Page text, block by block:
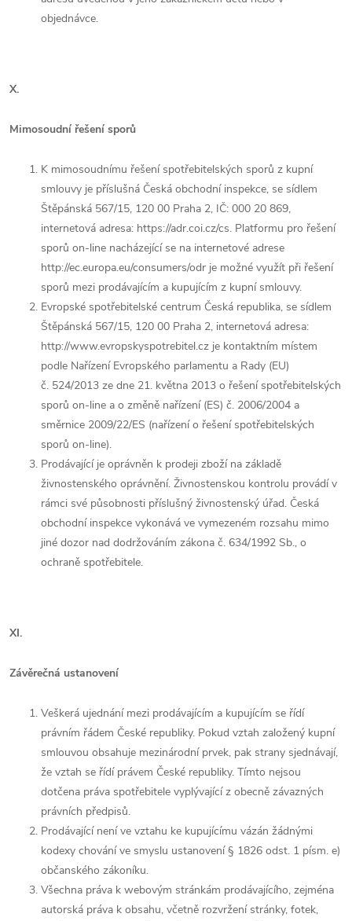
objednávce.
X.
Mimosoudní řešení sporů
K mimosoudnímu řešení spotřebitelských sporů z kupní
smlouvy je příslušná Česká obchodní inspekce, se sídlem
Štěpánská 567/15, 120 00 Praha 2, IČ: 000 20 869,
internetová adresa: https://adr.coi.cz/cs. Platformu pro řešení
sporů on-line nacházející se na internetové adrese
http://ec.europa.eu/consumers/odr je možné využít při řešení
sporů mezi prodávajícím a kupujícím z kupní smlouvy.
Evropské spotřebitelské centrum Česká republika, se sídlem
Štěpánská 567/15, 120 00 Praha 2, internetová adresa:
http://www.evropskyspotrebitel.cz je kontaktním místem
podle Nařízení Evropského parlamentu a Rady (EU)
č. 524/2013 ze dne 21. května 2013 o řešení spotřebitelských
sporů on-line a o změně nařízení (ES) č. 2006/2004 a
směrnice 2009/22/ES (nařízení o řešení spotřebitelských
sporů on-line).
Prodávající je oprávněn k prodeji zboží na základě
živnostenského oprávnění. Živnostenskou kontrolu provádí v
rámci své působnosti příslušný živnostenský úřad. Česká
obchodní inspekce vykonává ve vymezeném rozsahu mimo
jiné dozor nad dodržováním zákona č. 634/1992 Sb., o
ochraně spotřebitele.
XI.
Závěrečná ustanovení
Veškerá ujednání mezi prodávajícím a kupujícím se řídí
právním řádem České republiky. Pokud vztah založený kupní
smlouvou obsahuje mezinárodní prvek, pak strany sjednávají,
že vztah se řídí právem České republiky. Tímto nejsou
dotčena práva spotřebitele vyplývající z obecně závazných
právních předpisů.
Prodávající není ve vztahu ke kupujícímu vázán žádnými
kodexy chování ve smyslu ustanovení § 1826 odst. 1 písm. e)
občanského zákoníku.
Všechna práva k webovým stránkám prodávajícího, zejména
autorská práva k obsahu, včetně rozvržení stránky, fotek,